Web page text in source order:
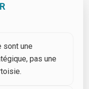
sont une
pas une